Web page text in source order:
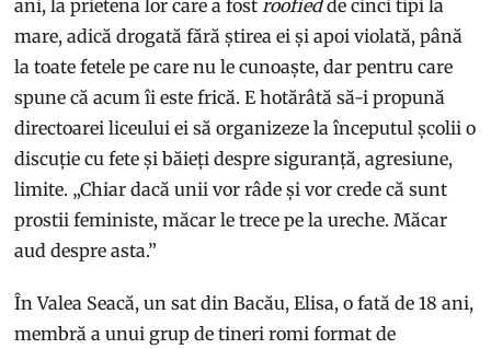
ani, la prietena lor care a fost roofiedde cinci tipi la
mare, adică drogată fără știrea ei și apoi violată, până
la toate fetele pe care nu le cunoaște, dar pentru care
spune că acum îi este frică. E hotărâtă să-i propună
directoarei liceului ei să organizeze la începutul școlii o
discuție cu fete și băieți despre siguranță, agresiune,
limite. „Chiar dacă unii vor râde și vor crede că sunt
prostii feministe, măcar le trece pe la ureche. Măcar
aud despre asta.”
În Valea Seacă, un sat din Bacău, Elisa, o fată de 18 ani,
membră a unui grup de tineri romi format de